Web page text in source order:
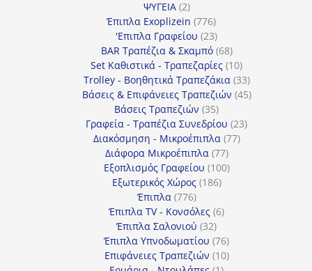
ΨΥΓΕΙΑ 22
προϊόντα
Έπιπλα Exoplizein 776776
προϊόντα
'Επιπλα Γραφείου 2323
προϊόντα
BAR Τραπέζια & Σκαμπό 6868
προϊόντα
Set Καθιστικά - Τραπεζαρίες 1010
προϊόντα
Trolley - Βοηθητικά Τραπεζάκια 3333
προϊόντα
Βάσεις & Επιφάνειες Τραπεζιών 4545
Βάσεις Τραπεζιών 3535
προϊόντα
Γραφεία - Τραπέζια Συνεδρίου 2323
Διακόσμηση - Μικροέπιπλα 7777
Διάφορα Μικροέπιπλα 7777
προϊόντα
Εξοπλισμός Γραφείου 100100
Εξωτερικός Χώρος 186186
Έπιπλα 776776
προϊόντα
Έπιπλα TV - Κονσόλες 66
Έπιπλα Σαλονιού 3232
προϊόντα
Έπιπλα Υπνοδωματίου 7676
προϊόντα
Επιφάνειες Τραπεζιών 1010